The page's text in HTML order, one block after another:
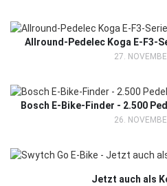
Allround-Pedelec Koga E-F3-
27.
Bosch E-Bike-Finder - 2.500
26.
Jetzt auch als